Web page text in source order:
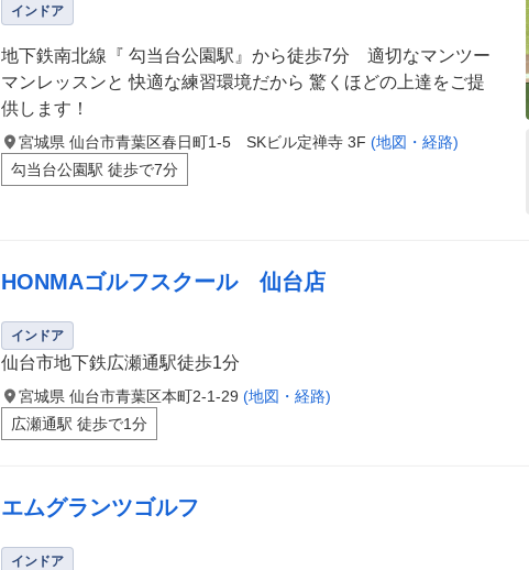
インドア
地下鉄南北線『 勾当台公園駅』から徒歩7分 適切なマンツー
マンレッスンと 快適な練習環境だから 驚くほどの上達をご提
供します！
宮城県 仙台市青葉区春日町1-5 SKビル定禅寺 3F (地図・経路)
勾当台公園駅 徒歩で7分
HONMAゴルフスクール 仙台店
インドア
仙台市地下鉄広瀬通駅徒歩1分
宮城県 仙台市青葉区本町2-1-29 (地図・経路)
広瀬通駅 徒歩で1分
エムグランツゴルフ
インドア